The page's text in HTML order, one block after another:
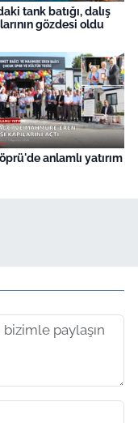
tank batığı, dalış
gözdesi oldu
anlamlı yatırım